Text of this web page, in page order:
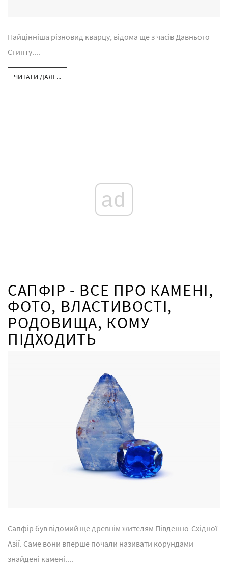
Найцінніша різновид кварцу, відома ще з часів Давнього
Єгипту....
ЧИТАТИ ДАЛІ ...
ad
САПФІР - ВСЕ ПРО КАМЕНІ,
ФОТО, ВЛАСТИВОСТІ,
РОДОВИЩА, КОМУ
ПІДХОДИТЬ
Сапфір був відомий ще древнім жителям Південно-Східної
Азії. Саме вони вперше почали називати корундами
знайдені камені....